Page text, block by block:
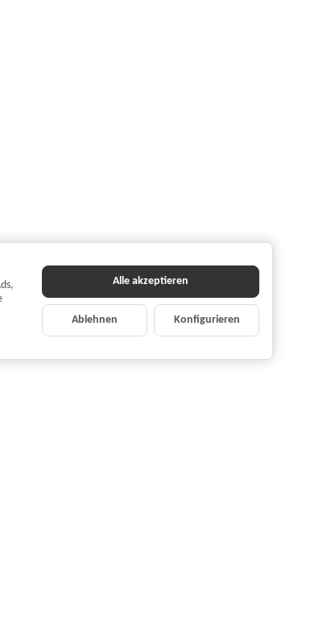
Alle akzeptieren
Ablehnen Konfigurieren